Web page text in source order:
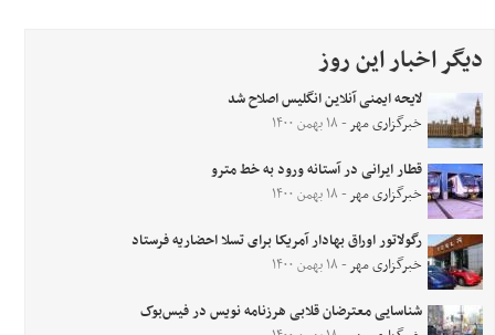
دیگر اخبار این روز
لایحه ایمنی آنلاین انگلیس اصلاح شد
خبرگزاری مهر- ۱۸ بهمن ۱۴۰۰
قطار ایرانی در آستانه ورود به خط مترو
خبرگزاری مهر- ۱۸ بهمن ۱۴۰۰
رگولاتور اوراق بهادار آمریکا برای تسلا احضاریه فرستاد
خبرگزاری مهر- ۱۸ بهمن ۱۴۰۰
شناسایی معترضان قلابی هرزنامه نویس در فیس‌بوک